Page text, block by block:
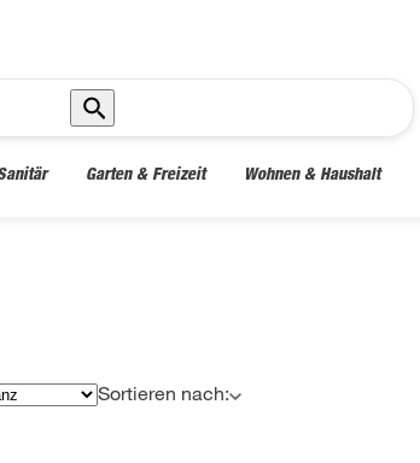
Garten & Freizeit Wohnen & Haushalt
Sortieren nach: